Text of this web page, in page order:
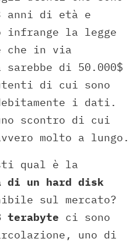
anni di età e
la legge
che in via
di 50.000$
di cui sono
i dati.
scontro di cui
molto a lungo.
qual è la
di un hard disk
sul mercato?
terabyte ci sono
uno di